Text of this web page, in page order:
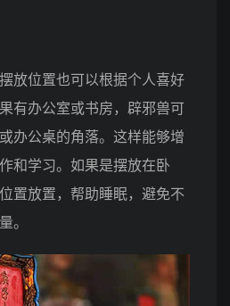
位置也可以根据个人喜好
有办公室或书房，辟邪兽可
办公桌的角落。这样能够增
和学习。如果是摆放在卧
置放置，帮助睡眠，避免不
。